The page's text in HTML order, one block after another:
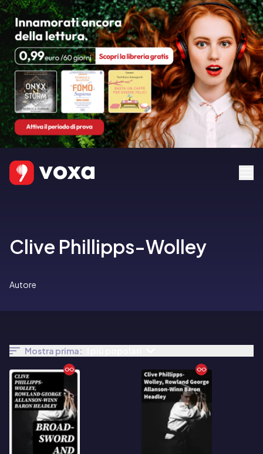
Clive Phillipps-Wolley
Autore
Mostra prima: